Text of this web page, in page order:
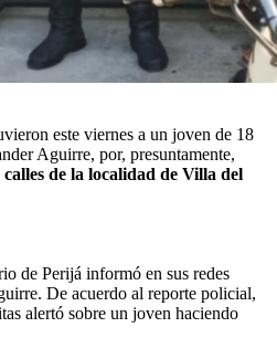
este viernes a un joven de 18
Aguirre, por, presuntamente,
de la localidad de Villa del
de Perijá informó en sus redes
De acuerdo al reporte policial,
alertó sobre un joven haciendo